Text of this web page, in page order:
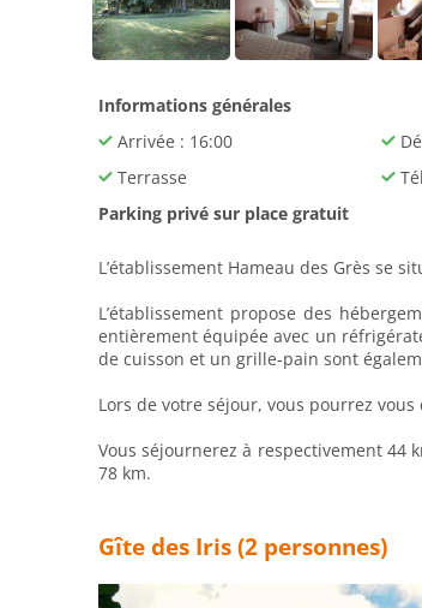
Informations générales
Arrivée : 16:00
Terrasse
Parking privé sur place gratuit
L’établissement Hameau des Grès se
L’établissement propose des
entièrement équipée avec un
de cuisson et un grille-pain sont
Lors de votre séjour, vous pourrez
Vous séjournerez à respectivement 44
78 km.
Gîte des Iris (2 personnes)